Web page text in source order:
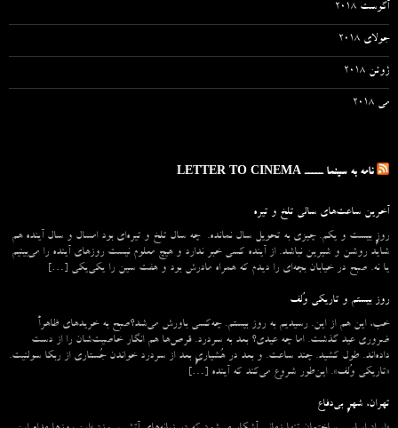
آگوست 2018
جولای 2018
ژوئن 2018
می 2018
نامه به سینما ـــــ LETTER TO CINEMA
آخرین ساعت‌های سالی تلخ و تیره
روزِ بیست و یکم. چیزی به تحویل سال نمانده. چه سال تلخ و تیره‌ای بود امسال و سال آینده هم
شاید روشن و شیرین نباشد. از آینده کسی خبر ندارد و هیچ معلوم نیست روزهای آینده را می‌بینیم
یا نه. صبح در خیابان بچه‌ای را دیدم که همراه مادرش بود و هفت سین را یکی‌یکی […]
روز بیستم و تاریکی وُلف
خب، این هم از این. رسیدیم به روز بیستم. چه‌کسی باورش می‌شد؟صبح به خریدهای ظاهراً
ضروری عید گذشت. اما چه عیدی؟ بعد به سردرد. قرص‌ها هم انگار خاصیت‌شان را از دست
داده‌اند. طول کشید. چند ساعت. و بعد در هُشیاریِ بعد از سردرد خواندن جُستاری از ربکا سولنیت.
«تاریکی وُلف». این‌طور شروع می‌‌کند که آینده […]
تهران، شهرِ بی‌دفاع